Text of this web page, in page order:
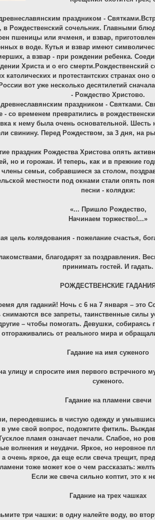
праздником -
в Рождественский сочельник. Главными
пшеницы или ячменя, и взвар,
в воде. Кутья и взвар имеют
а взвар - при рождении ребенка.
Христа и о его смерти.Рождественский
католических и протестантских странах оно
вот уже несколько десятилетий
- Рождество Христово.
древнеславянским праздником - Святками.
- со временем превратились в
к нему была очень основательной.
свинину. Перед Рождеством, за 3 дня, на
праздник Рождества Христова опять
но и горожан. И теперь, как и в прежние
члены семьи, собравшиеся за столом,
местности под окнами стали опять
песни - колядки:
«... Пришло Рождество,
Начинаем торжество!...»
цель колядования - пожелание счастья,
благодарят за поздравления.
принимать гостей. И гадать.
РОЖДЕСТВЕНСКИЕ ГАДАНИЯ
для гаданий! Ночь с 6 на 7 января – это
снимаются все запреты, таинственные силы
– чтобы помогать. Девушки, собираясь
от реального мира и
Гадание на имя суженого
улицу и спросите имя первого встречного
суженого.
Гадание на пламени свечи
переодевшись в чистую одежду и
в уме свой вопрос, подожгите фитиль.
пламя означает печали. Слабое, но
волнения и неудачи. Яркое, но неровное
а очень яркое, да еще если свеча трещит,
тоже может кое о чем рассказать:
Если же свеча сильно коптит, это к
Гадание на трех чашках
три чашки: в одну налейте воду, во